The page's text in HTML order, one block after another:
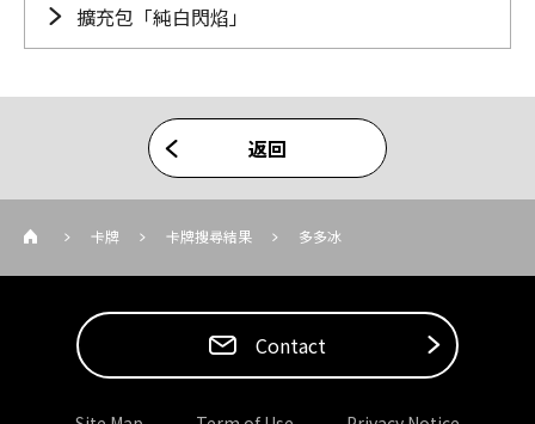
擴充包「純白閃焰」
返回
卡牌 卡牌搜尋結果 多多冰
Contact